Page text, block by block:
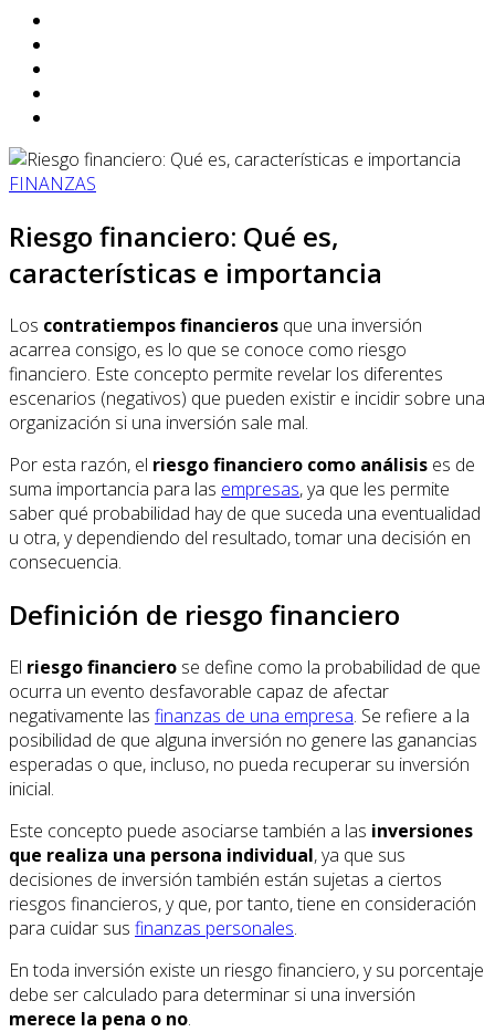
FINANZAS
Riesgo financiero: Qué es,
características e importancia
Los contratiempos financieros que una inversión
acarrea consigo, es lo que se conoce como riesgo
financiero. Este concepto permite revelar los diferentes
escenarios (negativos) que pueden existir e incidir sobre una
organización si una inversión sale mal.
Por esta razón, el riesgo financiero como análisis es de
suma importancia para las empresas, ya que les permite
saber qué probabilidad hay de que suceda una eventualidad
u otra, y dependiendo del resultado, tomar una decisión en
consecuencia.
Definición de riesgo financiero
El riesgo financiero se define como la probabilidad de que
ocurra un evento desfavorable capaz de afectar
negativamente las finanzas de una empresa. Se refiere a la
posibilidad de que alguna inversión no genere las ganancias
esperadas o que, incluso, no pueda recuperar su inversión
inicial.
Este concepto puede asociarse también a las inversiones
que realiza una persona individual, ya que sus
decisiones de inversión también están sujetas a ciertos
riesgos financieros, y que, por tanto, tiene en consideración
para cuidar sus finanzas personales.
En toda inversión existe un riesgo financiero, y su porcentaje
debe ser calculado para determinar si una inversión
merece la pena o no.